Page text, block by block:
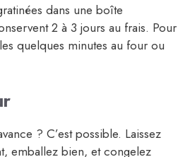
dans une boîte
2 à 3 jours au frais. Pour
quelques minutes au four ou
? C’est possible. Laissez
emballez bien, et congelez